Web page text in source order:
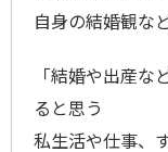
自身の結婚観な
「結婚や出産な
ると思う
私生活や仕事、